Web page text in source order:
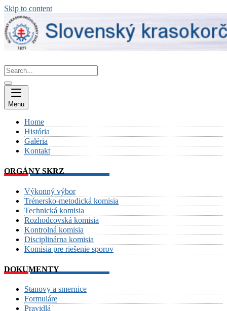
Skip to content
Menu
Home
História
Galéria
Kontakt
ORGÁNY SKRZ
Výkonný výbor
Trénersko-metodická komisia
Technická komisia
Rozhodcovská komisia
Kontrolná komisia
Disciplinárna komisia
Komisia pre riešenie sporov
DOKUMENTY
Stanovy a smernice
Formuláre
Pravidlá